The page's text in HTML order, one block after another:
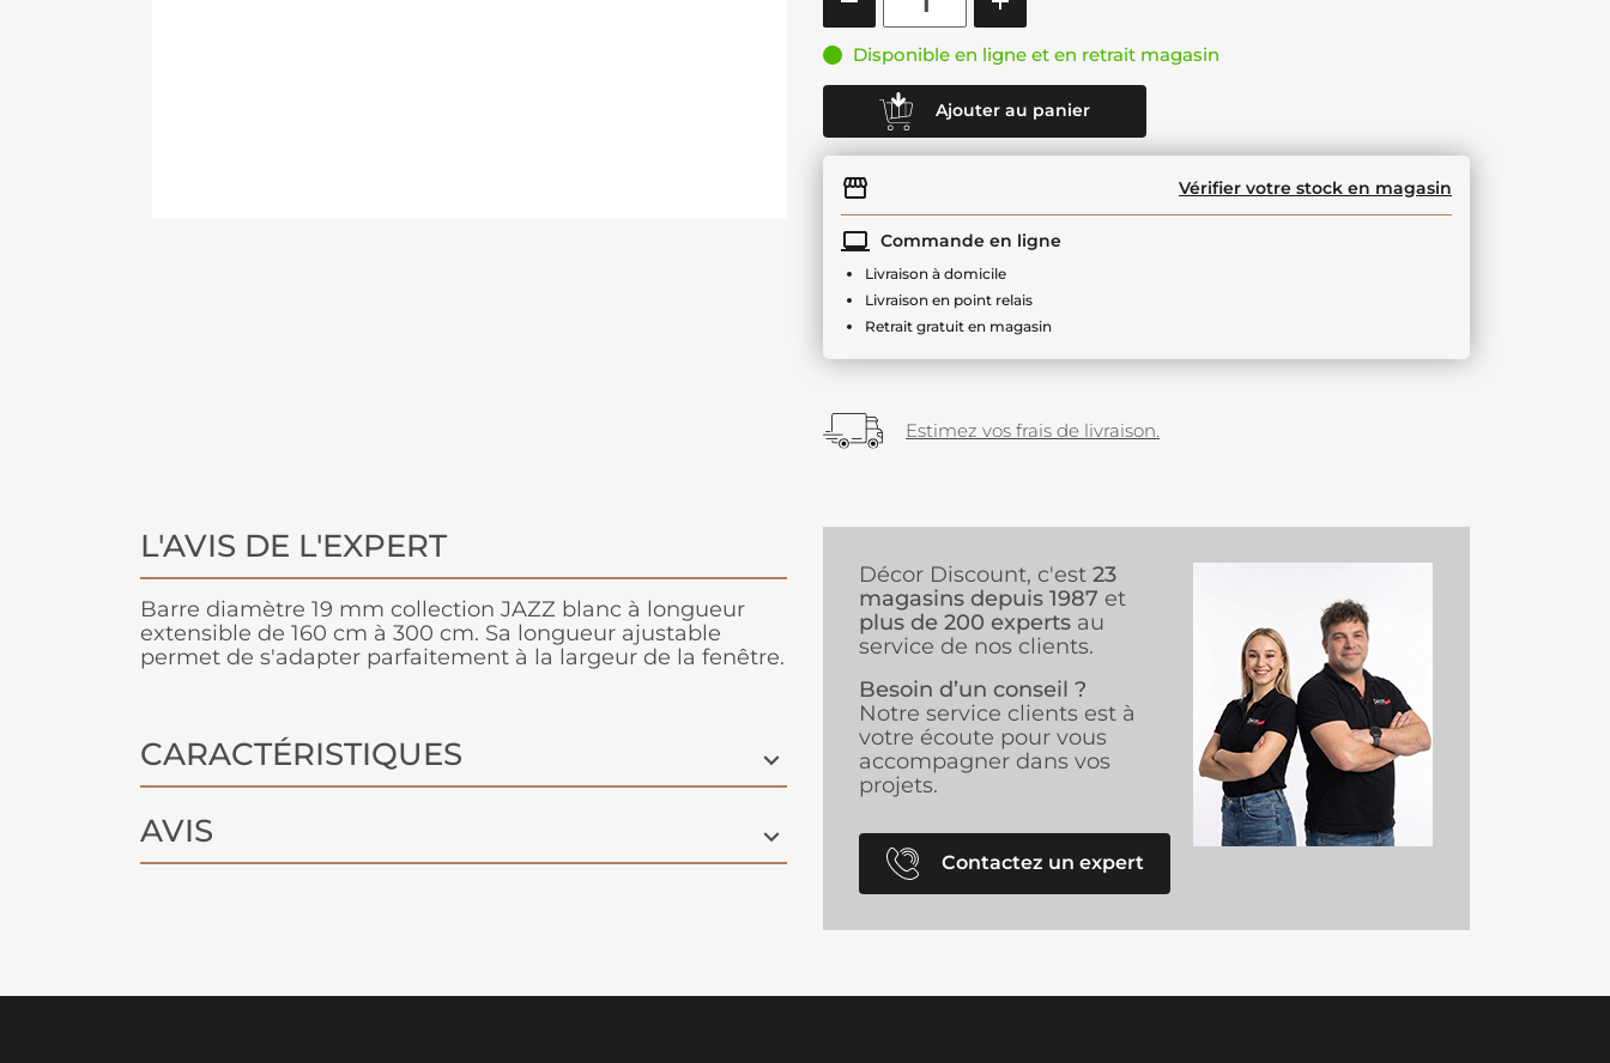
Disponible en ligne et en retrait magasin
Ajouter au panier
Vérifier votre stock en magasin
Commande en ligne
Livraison à domicile
Livraison en point relais
Retrait gratuit en magasin
Estimez vos frais de livraison.
L'AVIS DE L'EXPERT
Barre diamètre 19 mm collection JAZZ blanc à longueur
extensible de 160 cm à 300 cm. Sa longueur ajustable
permet de s'adapter parfaitement à la largeur de la fenêtre.
CARACTÉRISTIQUES
AVIS
Décor Discount, c'est 23
magasins depuis 1987 et
plus de 200 experts au
service de nos clients.
Besoin d’un conseil ?
Notre service clients est à
votre écoute pour vous
accompagner dans vos
projets.
Contactez un expert